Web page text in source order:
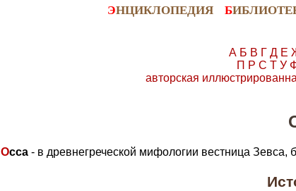
ЭНЦИКЛОПЕДИЯ Б
А Б В Г Д Е
П Р С Т У
авторская
Осса - в древнегреческой мифологии вестница Зевса,